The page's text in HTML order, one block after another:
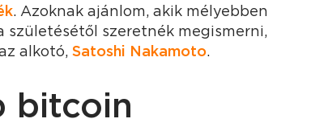
. Azoknak ajánlom, akik mélyebben
születésétől szeretnék megismerni,
alkotó, Satoshi Nakamoto.
bitcoin